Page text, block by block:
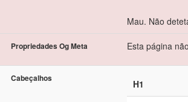
Mau. Não
Propriedades Og Meta Esta página
Cabeçalhos H1